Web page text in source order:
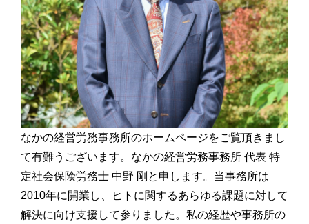
なかの経営労務事務所のホームページをご覧頂きまし
て有難うございます。なかの経営労務事務所 代表 特
定社会保険労務士 中野 剛と申します。当事務所は
2010年に開業し、ヒトに関するあらゆる課題に対して
解決に向け支援して参りました。私の経歴や事務所の